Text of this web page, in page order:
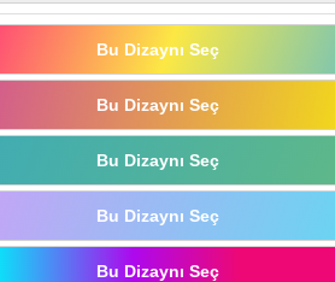
Bu Dizaynı Seç
Bu Dizaynı Seç
Bu Dizaynı Seç
Bu Dizaynı Seç
Bu Dizaynı Seç